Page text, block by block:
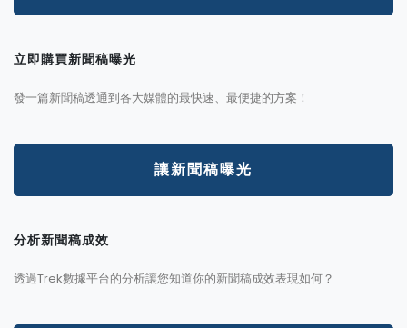
立即購買新聞稿曝光
發一篇新聞稿透通到各大媒體的最快速、最便捷的方案！
讓新聞稿曝光
分析新聞稿成效
透過Trek數據平台的分析讓您知道你的新聞稿成效表現如何？